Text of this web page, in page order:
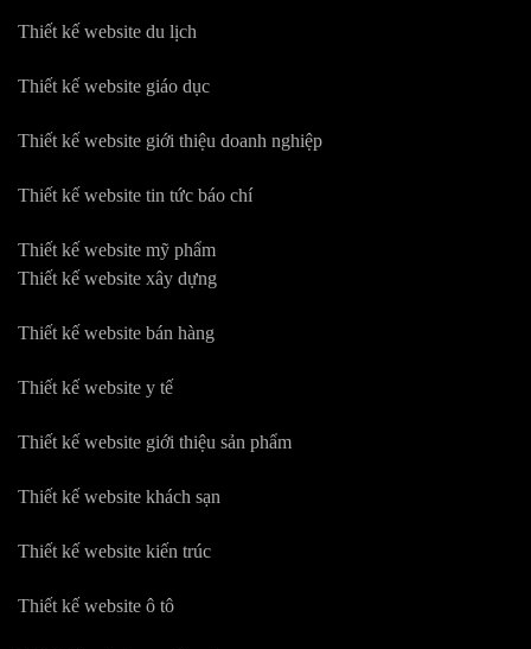
Thiết kế website du lịch
Thiết kế website giáo dục
Thiết kế website giới thiệu doanh nghiệp
Thiết kế website tin tức báo chí
Thiết kế website mỹ phẩm
Thiết kế website xây dựng
Thiết kế website bán hàng
Thiết kế website y tế
Thiết kế website giới thiệu sản phẩm
Thiết kế website khách sạn
Thiết kế website kiến trúc
Thiết kế website ô tô